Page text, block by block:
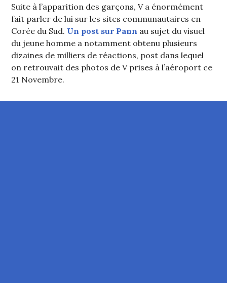
Suite à l’apparition des garçons, V a énormément
fait parler de lui sur les sites communautaires en
Corée du Sud. Un post sur Pann au sujet du visuel
du jeune homme a notamment obtenu plusieurs
dizaines de milliers de réactions, post dans lequel
on retrouvait des photos de V prises à l’aéroport ce
21 Novembre.